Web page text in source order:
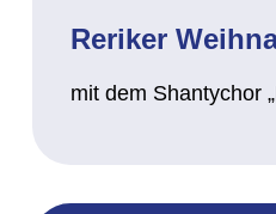
Reriker
mit dem Shantychor